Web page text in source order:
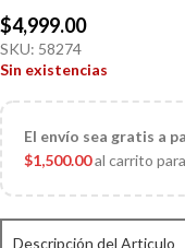
$4,999.00
SKU: 58274
Sin existencias
El envío sea gratis a
$1,500.00al carrito
Descripción del Articulo